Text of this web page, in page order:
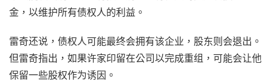
金，以维护所有债权人的利益。
雷奇还说，债权人可能最终会拥有该企业，股东则会退出。
但雷奇指出，如果许家印留在公司以完成重组，可能会让他
保留一些股权作为诱因。